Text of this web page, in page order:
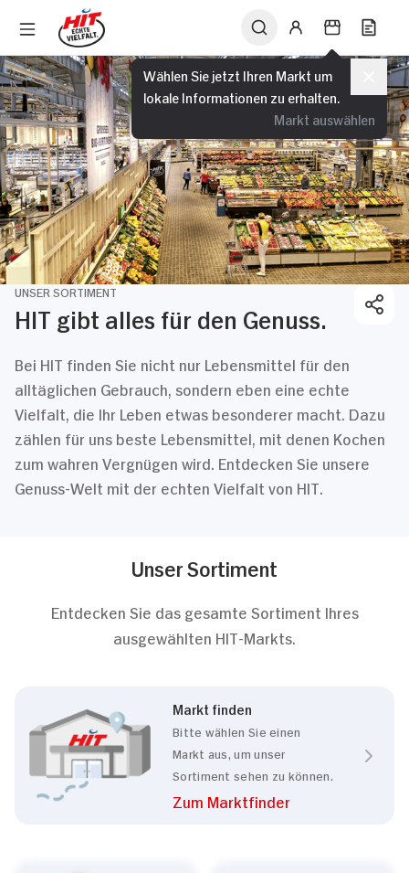
Wählen Sie jetzt Ihren Markt um
lokale Informationen zu erhalten.
Markt auswählen
UNSER SORTIMENT
HIT gibt alles für den Genuss.
Bei HIT finden Sie nicht nur Lebensmittel für den
alltäglichen Gebrauch, sondern eben eine echte
Vielfalt, die Ihr Leben etwas besonderer macht. Dazu
zählen für uns beste Lebensmittel, mit denen Kochen
zum wahren Vergnügen wird. Entdecken Sie unsere
Genuss-Welt mit der echten Vielfalt von HIT.
Unser Sortiment
Entdecken Sie das gesamte Sortiment Ihres
ausgewählten HIT-Markts.
Markt finden
Bitte wählen Sie einen
Markt aus, um unser
Sortiment sehen zu können.
Zum Marktfinder